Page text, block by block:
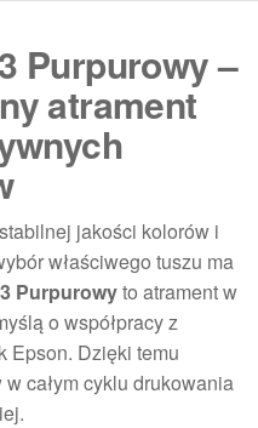
Purpurowy –
atrament
jakości kolorów i
właściwego tuszu ma
Purpurowyto atrament w
o współpracy z
Epson. Dzięki temu
całym cyklu drukowania